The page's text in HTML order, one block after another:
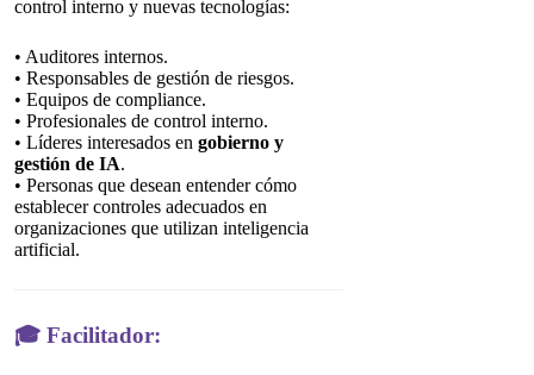
control interno y nuevas tecnologías:
• Auditores internos.
• Responsables de gestión de riesgos.
• Equipos de compliance.
• Profesionales de control interno.
• Líderes interesados en gobierno y
gestión de IA.
• Personas que desean entender cómo
establecer controles adecuados en
organizaciones que utilizan inteligencia
artificial.
🎓 Facilitador: